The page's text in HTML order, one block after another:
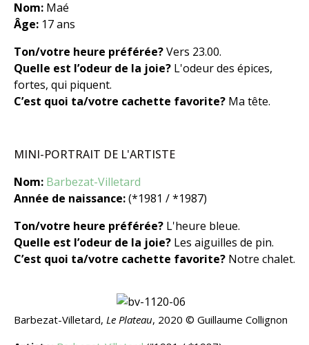
Nom: Maé
Âge: 17 ans
Ton/votre heure préférée?Vers 23.00.
Quelle est l’odeur de la joie? L'odeur des épices,
fortes, qui piquent.
C’est quoi ta/votre cachette favorite? Ma tête.
MINI-PORTRAIT DE L'ARTISTE
Nom: Barbezat-Villetard
Année de naissance:(*1981 / *1987)
Ton/votre heure préférée? L'heure bleue.
Quelle est l’odeur de la joie? Les aiguilles de pin.
C’est quoi ta/votre cachette favorite? Notre chalet.
Barbezat-Villetard, Le Plateau, 2020 © Guillaume Collignon